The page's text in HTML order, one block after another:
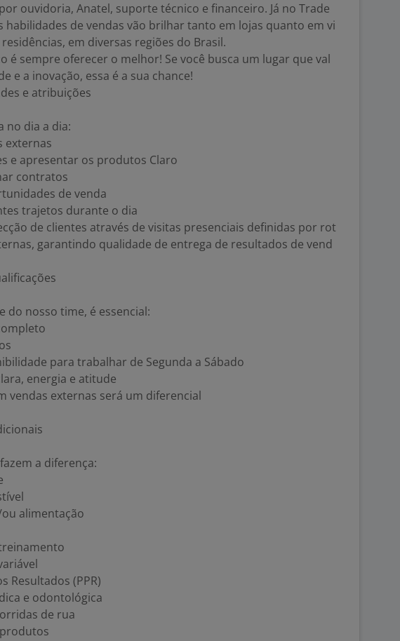
ouvidoria, Anatel, suporte técnico e financeiro. Já no Trade
habilidades de vendas vão brilhar tanto em lojas quanto em vi
em diversas regiões do Brasil.
é sempre oferecer o melhor! Se você busca um lugar que val
e a inovação, essa é a sua chance!
e atribuições
no dia a dia:
externas
e apresentar os produtos Claro
contratos
de venda
trajetos durante o dia
de clientes através de visitas presenciais definidas por rot
garantindo qualidade de entrega de resultados de vend
do nosso time, é essencial:
para trabalhar de Segunda a Sábado
energia e atitude
vendas externas será um diferencial
a diferença:
alimentação
Resultados (PPR)
e odontológica
de rua